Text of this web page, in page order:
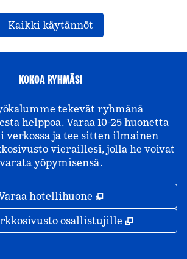
Kaikki käytännöt
KOKOA RYHMÄSI
tekevät ryhmänä
helppoa. Varaa 10–25 huonetta
verkossa ja tee sitten ilmainen
vieraillesi, jolla he voivat
varata yöpymisensä.
hotellihuone ,
osallistujille ,